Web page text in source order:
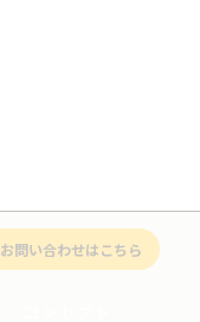
お問い合わせはこちら